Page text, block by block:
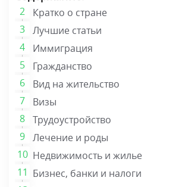
Кратко о стране
Лучшие статьи
Иммиграция
Гражданство
Вид на жительство
Визы
Трудоустройство
Лечение и роды
Недвижимость и жилье
Бизнес, банки и налоги